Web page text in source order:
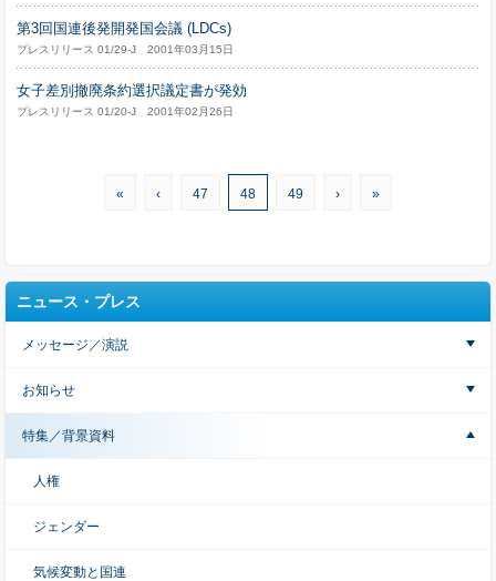
第3回国連後発開発国会議 (LDCs)
プレスリリース 01/29-J 2001年03月15日
女子差別撤廃条約選択議定書が発効
プレスリリース 01/20-J 2001年02月26日
« ‹ 47 48 49 › »
ニュース・プレス
メッセージ／演説
お知らせ
特集／背景資料
人権
ジェンダー
気候変動と国連